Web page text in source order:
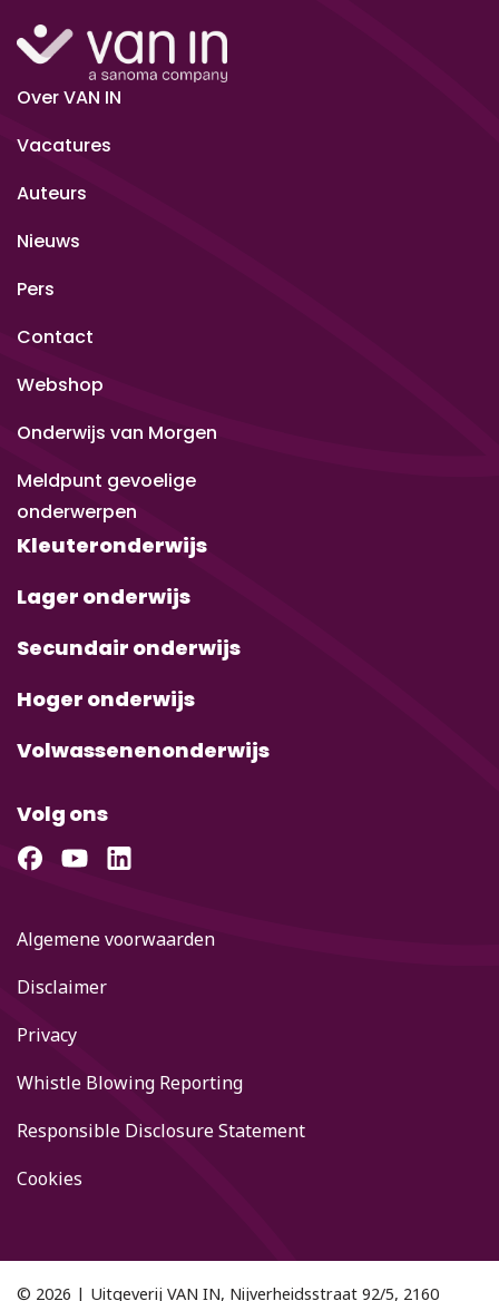
Over VAN IN
Vacatures
Auteurs
Nieuws
Pers
Contact
Webshop
Onderwijs van Morgen
Meldpunt gevoelige
onderwerpen
Kleuteronderwijs
Lager onderwijs
Secundair onderwijs
Hoger onderwijs
Volwassenenonderwijs
Volg ons
Algemene voorwaarden
Disclaimer
Privacy
Whistle Blowing Reporting
Responsible Disclosure Statement
Cookies
© 2026 | Uitgeverij VAN IN, Nijverheidsstraat 92/5, 2160